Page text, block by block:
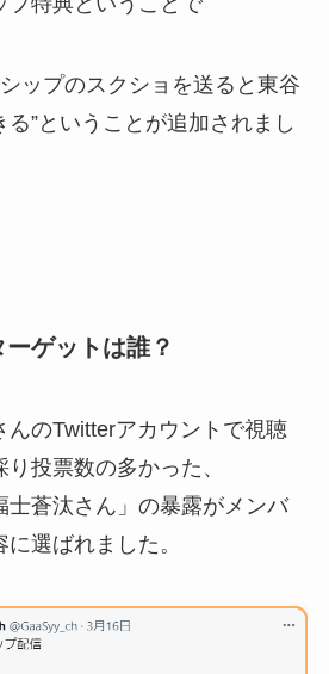
ップのスクショを送ると東谷
”ということが追加されまし
ゲットは誰？
んのTwitterアカウントで視聴
投票数の多かった、
士蒼汰さん」の暴露がメンバ
選ばれました。